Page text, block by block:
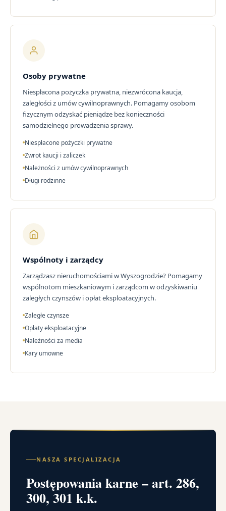
Osoby prywatne
Niespłacona pożyczka prywatna, niezwrócona kaucja,
zaległości z umów cywilnoprawnych. Pomagamy osobom
fizycznym odzyskać pieniądze bez konieczności
samodzielnego prowadzenia sprawy.
Niespłacone pożyczki prywatne
Zwrot kaucji i zaliczek
Należności z umów cywilnoprawnych
Długi rodzinne
Wspólnoty i zarządcy
Zarządzasz nieruchomościami w Wyszogrodzie? Pomagamy
wspólnotom mieszkaniowym i zarządcom w odzyskiwaniu
zaległych czynszów i opłat eksploatacyjnych.
Zaległe czynsze
Opłaty eksploatacyjne
Należności za media
Kary umowne
NASZA SPECJALIZACJA
Postępowania karne – art. 286,
300, 301 k.k.